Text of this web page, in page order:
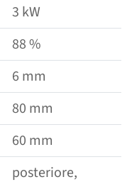
3 kW
88 %
6 mm
80 mm
60 mm
posteriore,